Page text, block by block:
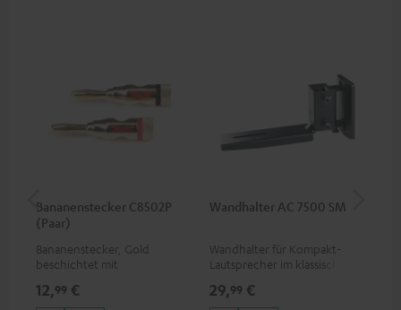
Bananenstecker C8502P
(Paar)
Bananenstecker, Gold
beschichtet mit
12,99 €
Wandhalter AC 7500 SM
Wandhalter für Kompakt-
Lautsprecher im klassischen
Dipole
29,99 €